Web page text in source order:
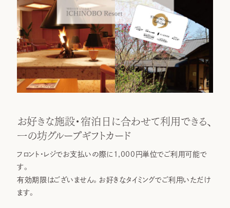
お好きな施設・宿泊日に合わせて利用できる、
一の坊グループギフトカード
フロント・レジでお支払いの際に1,000円単位でご利用可能で
す。
有効期限はございません。お好きなタイミングでご利用いただけ
ます。